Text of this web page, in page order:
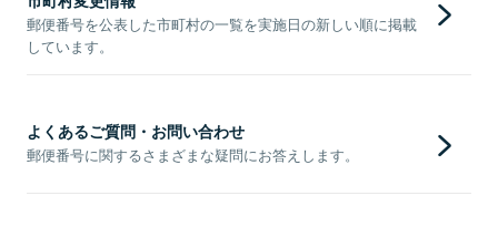
郵便番号を公表した市町村の一覧を実施日の新しい順に掲載
しています。
よくあるご質問・お問い合わせ
郵便番号に関するさまざまな疑問にお答えします。